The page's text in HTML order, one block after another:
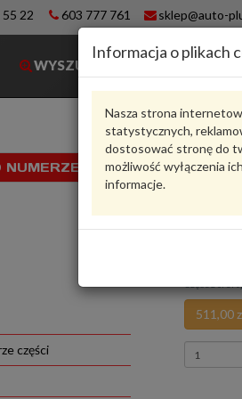
22 603 777 761 sklep@auto-
WYSZUKIWARKA
Informacja o plikach
Nasza strona
statystycznych,
dostosować stronę do
możliwość wyłączenia
informacje.
NUMERZE VIN
części
Zadaj
511,00
Wprowadź
ilość